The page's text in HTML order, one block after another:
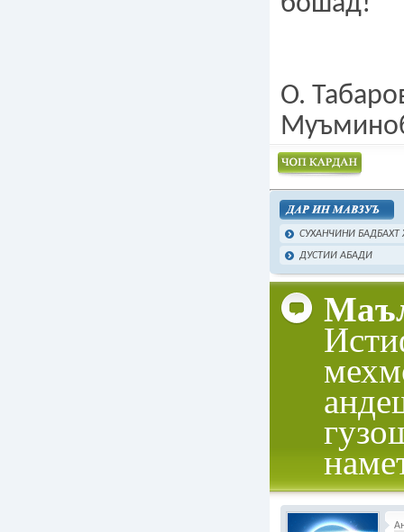
О.
Чоп намудан
СУХАНЧИНИ БАДБАХТ
ДУСТИИ АБАДИ